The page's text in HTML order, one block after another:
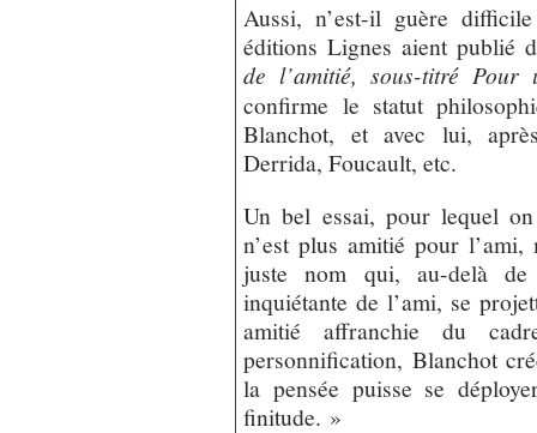
Aussi, n’est-il guère
éditions Lignes aient publié
de l’amitié, sous-titré Pour
confirme le statut
Blanchot, et avec lui,
Derrida, Foucault, etc.
Un bel essai, pour lequel
n’est plus amitié pour
juste nom qui, au-delà
inquiétante de l’ami, se
amitié affranchie du
personnification, Blanchot
la pensée puisse se
finitude. »